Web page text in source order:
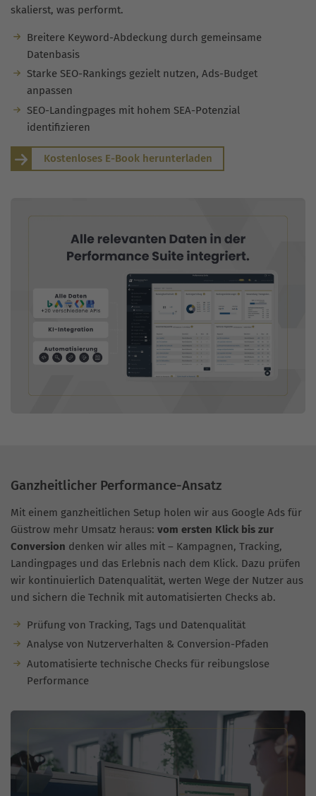
skalierst, was performt.
Breitere Keyword-Abdeckung durch gemeinsame
Datenbasis
Starke SEO-Rankings gezielt nutzen, Ads-Budget
anpassen
SEO-Landingpages mit hohem SEA-Potenzial
identifizieren
Kostenloses E-Book herunterladen
Ganzheitlicher Performance-Ansatz
Mit einem ganzheitlichen Setup holen wir aus Google Ads für
Güstrow mehr Umsatz heraus: vom ersten Klick bis zur
Conversion denken wir alles mit – Kampagnen, Tracking,
Landingpages und das Erlebnis nach dem Klick. Dazu prüfen
wir kontinuierlich Datenqualität, werten Wege der Nutzer aus
und sichern die Technik mit automatisierten Checks ab.
Prüfung von Tracking, Tags und Datenqualität
Analyse von Nutzerverhalten & Conversion-Pfaden
Automatisierte technische Checks für reibungslose
Performance